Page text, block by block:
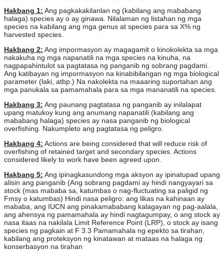
Hakbang 1: Ang pagkakakilanlan ng (kabilang ang mababang
halaga) species ay o ay ginawa. Nilalaman ng listahan ng mga
species na kabilang ang mga genus at species para sa X% ng
harvested species.
Hakbang 2: Ang impormasyon ay magagamit o kinokolekta sa mga
nakakuha ng mga napanatili na mga species na kinuha, na
nagpapahintulot sa pagtatasa ng panganib ng sobrang pagdami.
Ang katibayan ng impormasyon na kinabibilangan ng mga biological
parameter (laki, atbp.) Na nakolekta na maaaring suportahan ang
mga panukala sa pamamahala para sa mga mananatili na species.
Hakbang 3: Ang paunang pagtatasa ng panganib ay inilalapat
upang matukoy kung ang anumang napanatili (kabilang ang
mababang halaga) species ay nasa panganib ng biological
overfishing. Nakumpleto ang pagtatasa ng peligro.
Hakbang 4: Actions are being considered that will reduce risk of
overfishing of retained target and secondary species. Actions
considered likely to work have been agreed upon.
Hakbang 5: Ang ipinagkasundong mga aksyon ay ipinatupad upang
alisin ang panganib (Ang sobrang pagdami ay hindi nangyayari sa
stock (mas mababa sa, katumbas o nag-fluctuating sa paligid ng
Fmsy o katumbas) Hindi nasa peligro: ang likas na kahinaan ay
mababa, ang IUCN ang pinakamababang kalagayan ng pag-aalala,
ang ahensya ng pamamahala ay hindi nagtagumpay, o ang stock ay
nasa itaas na nakilala Limit Reference Point (LRP), o stock ay isang
species ng pagkain at F 3.3 Pamamahala ng epekto sa tirahan,
kabilang ang proteksyon ng kinatawan at mataas na halaga ng
konserbasyon na tirahan